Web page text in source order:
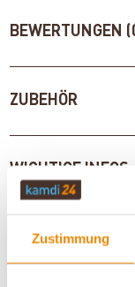
Zustimmung
BEWERTUNGEN
ZUBEHÖR
WICHTIGE INFOS